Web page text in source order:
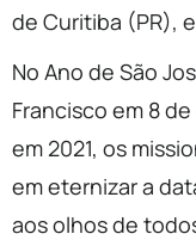
de Curitiba (PR),
No Ano de São
Francisco em 8
em 2021, os
em eternizar a
aos olhos de